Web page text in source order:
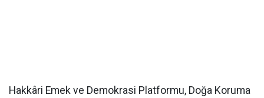
Hakkâri Emek ve Demokrasi Platformu, Doğa Koruma